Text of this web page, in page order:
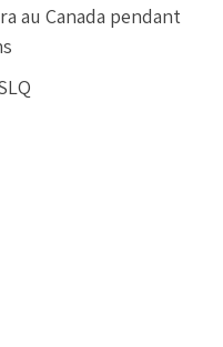
au Canada pendant